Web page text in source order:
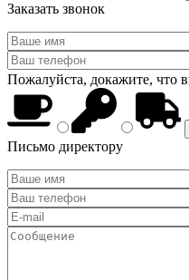
Заказать звонок
Пожалуйста, докажите, что
Письмо директору